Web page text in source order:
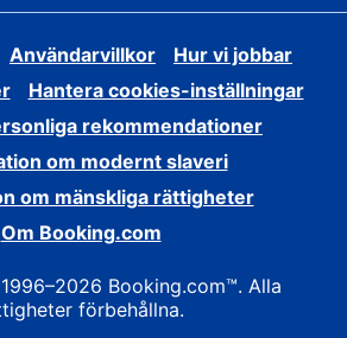
Användarvillkor
Hur vi jobbar
Hantera cookies-inställningar
rekommendationer
om modernt slaveri
om mänskliga rättigheter
Om Booking.com
Booking.com™. Alla
förbehållna.